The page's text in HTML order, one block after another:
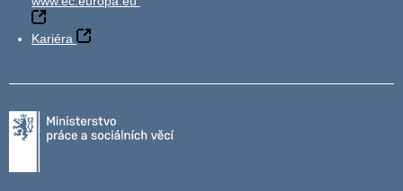
Kariéra